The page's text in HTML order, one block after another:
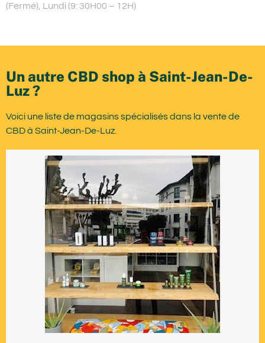
(Fermé), Lundi (9: 30H00 – 12H)
Un autre CBD shop à Saint-Jean-De-
Luz ?
Voici une liste de magasins spécialisés dans la vente de
CBD à Saint-Jean-De-Luz.